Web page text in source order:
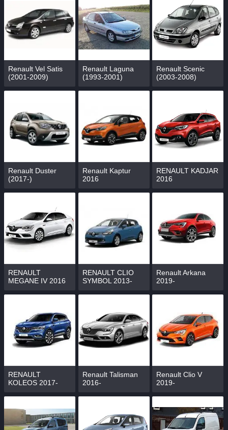
Renault Vel Satis
(2001-2009)
Renault Laguna
(1993-2001)
Renault Scenic
(2003-2008)
Renault Duster
(2017-)
Renault Kaptur
2016
RENAULT KADJAR
2016
RENAULT
MEGANE IV 2016
RENAULT CLIO
SYMBOL 2013-
Renault Arkana
2019-
RENAULT
KOLEOS 2017-
Renault Talisman
2016-
Renault Clio V
2019-